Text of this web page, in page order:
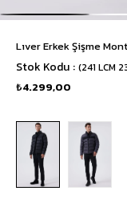
Lıver Erkek Şişme
Stok Kodu (241 LCM
₺4.299,00